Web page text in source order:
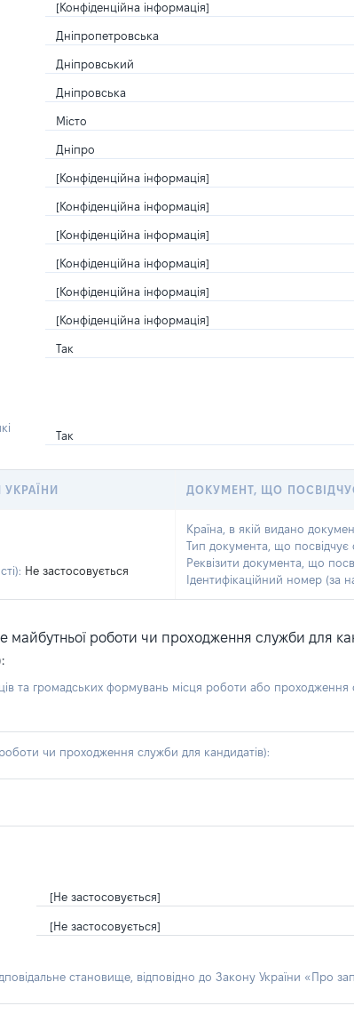
[Конфіденційна інформація]
Дніпропетровська
Дніпровський
Дніпровська
Місто
Дніпро
[Конфіденційна інформація]
[Конфіденційна інформація]
[Конфіденційна інформація]
[Конфіденційна інформація]
[Конфіденційна інформація]
[Конфіденційна інформація]
Так
Так
ДОКУМЕНТ, ЩО
Не застосовується
Країна, в якій видано
Тип документа, що посвідчує
Реквізити документа, що
Ідентифікаційний номер (за
роботи чи проходження служби для
та громадських формувань місця роботи або
чи проходження служби для кандидатів):
[Не застосовується]
[Не застосовується]
становище, відповідно до Закону України «Про